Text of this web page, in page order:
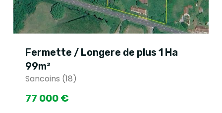
Fermette / Longere de plus 1 Ha
99m²
Sancoins (18)
77 000 €